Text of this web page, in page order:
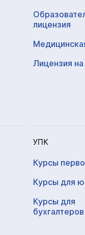
лицензия
Лицензия
УПК
Курсы
Курсы для
Курсы для
бухгалтеров